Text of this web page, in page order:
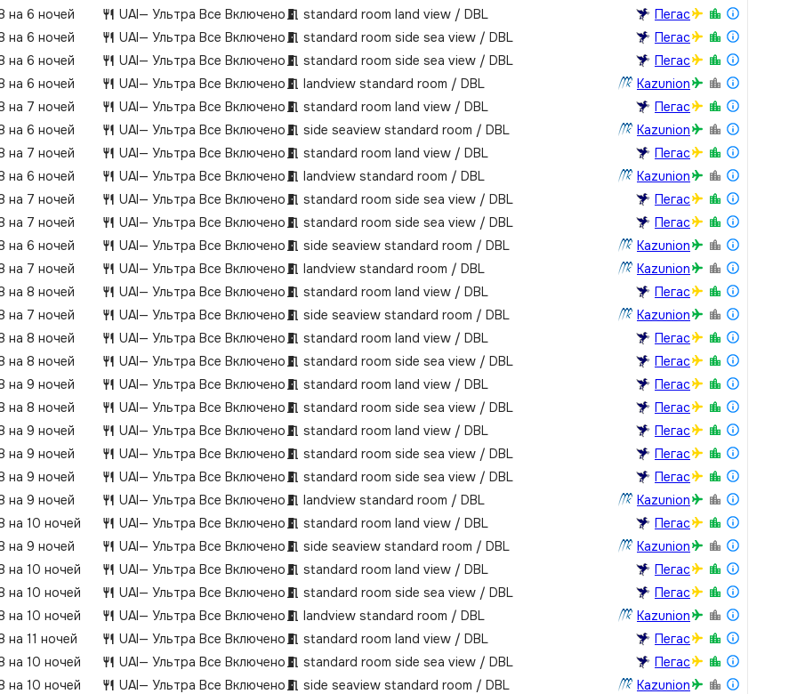
стоимость уточняйте перед
бронированием.ПляжСобственный песчано-галечный пляж – в
500 м от отеля.Заход в море – песчано-галечный.Пляжные
полотенца, шезлонги и зонтики: бесплатно.Предусмотрен
пирс на пляже.Шаттл до пляжа:
бесплатно.Инфраструктураоткрытый бассейн: пресная вода,
без подогреваоткрытый бассейн Silent: пресная вода, без
подогреваосновной ресторан a`la carte
ресторан3 бараВажнодепозит не взимаетсярусскоговорящий
персоналпитомцы запрещеныкурение разрешено: на балконах
номеров
на 6 ночей
UAI— Ультра Все Включено standard room land view / DBL
Пегас
на 6 ночей
UAI— Ультра Все Включено standard room side sea view / DBL
Пегас
на 6 ночей
UAI— Ультра Все Включено standard room side sea view / DBL
Пегас
на 6 ночей
UAI— Ультра Все Включено landview standard room / DBL
Kazunion
на 7 ночей
UAI— Ультра Все Включено standard room land view / DBL
Пегас
на 6 ночей
UAI— Ультра Все Включено side seaview standard room / DBL
Kazunion
на 7 ночей
UAI— Ультра Все Включено standard room land view / DBL
Пегас
на 6 ночей
UAI— Ультра Все Включено landview standard room / DBL
Kazunion
на 7 ночей
UAI— Ультра Все Включено standard room side sea view / DBL
Пегас
на 7 ночей
UAI— Ультра Все Включено standard room side sea view / DBL
Пегас
на 6 ночей
UAI— Ультра Все Включено side seaview standard room / DBL
Kazunion
на 7 ночей
UAI— Ультра Все Включено landview standard room / DBL
Kazunion
на 8 ночей
UAI— Ультра Все Включено standard room land view / DBL
Пегас
на 7 ночей
UAI— Ультра Все Включено side seaview standard room / DBL
Kazunion
на 8 ночей
UAI— Ультра Все Включено standard room land view / DBL
Пегас
на 8 ночей
UAI— Ультра Все Включено standard room side sea view / DBL
Пегас
на 9 ночей
UAI— Ультра Все Включено standard room land view / DBL
Пегас
на 8 ночей
UAI— Ультра Все Включено standard room side sea view / DBL
Пегас
на 9 ночей
UAI— Ультра Все Включено standard room land view / DBL
Пегас
на 9 ночей
UAI— Ультра Все Включено standard room side sea view / DBL
Пегас
на 9 ночей
UAI— Ультра Все Включено standard room side sea view / DBL
Пегас
на 9 ночей
UAI— Ультра Все Включено landview standard room / DBL
Kazunion
на 10 ночей
UAI— Ультра Все Включено standard room land view / DBL
Пегас
на 9 ночей
UAI— Ультра Все Включено side seaview standard room / DBL
Kazunion
на 10 ночей
UAI— Ультра Все Включено standard room land view / DBL
Пегас
на 10 ночей
UAI— Ультра Все Включено standard room side sea view / DBL
Пегас
на 10 ночей
UAI— Ультра Все Включено landview standard room / DBL
Kazunion
на 11 ночей
UAI— Ультра Все Включено standard room land view / DBL
Пегас
на 10 ночей
UAI— Ультра Все Включено standard room side sea view / DBL
Пегас
на 10 ночей
UAI— Ультра Все Включено side seaview standard room / DBL Kazunion